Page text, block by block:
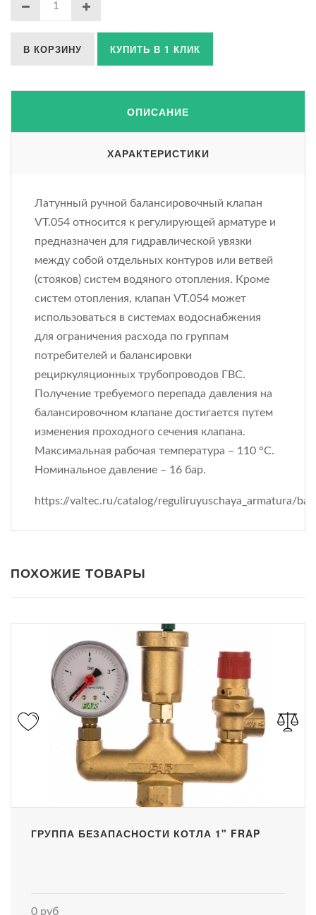
В КОРЗИНУ КУПИТЬ В 1 КЛИК
ОПИСАНИЕ
ХАРАКТЕРИСТИКИ
Латунный ручной балансировочный клапан
VT.054 относится к регулирующей арматуре и
предназначен для гидравлической увязки
между собой отдельных контуров или ветвей
(стояков) систем водяного отопления. Кроме
систем отопления, клапан VT.054 может
использоваться в системах водоснабжения
для ограничения расхода по группам
потребителей и балансировки
рециркуляционных трубопроводов ГВС.
Получение требуемого перепада давления на
балансировочном клапане достигается путем
изменения проходного сечения клапана.
Максимальная рабочая температура – 110 °С.
Номинальное давление – 16 бар.
https://valtec.ru/catalog/reguliruyuschaya_armatura/
ПОХОЖИЕ ТОВАРЫ
ГРУППА БЕЗАПАСНОСТИ КОТЛА 1" FRAP
0 руб